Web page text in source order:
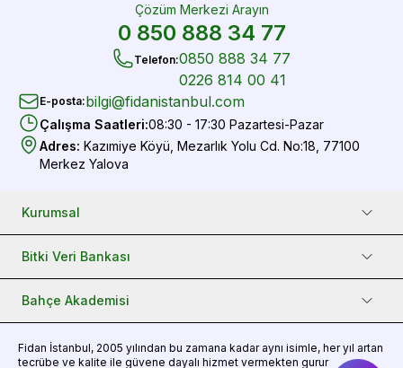
Çözüm Merkezi Arayın
0 850 888 34 77
Telefon:0850 888 34 77
0226 814 00 41
E-posta:bilgi@fidanistanbul.com
Çalışma Saatleri:08:30 - 17:30 Pazartesi-Pazar
Adres: Kazımiye Köyü, Mezarlık Yolu Cd. No:18, 77100
Merkez Yalova
Kurumsal
Bitki Veri Bankası
Bahçe Akademisi
Fidan İstanbul, 2005 yılından bu zamana kadar aynı isimle, her yıl artan
tecrübe ve kalite ile güvene dayalı hizmet vermekten gurur